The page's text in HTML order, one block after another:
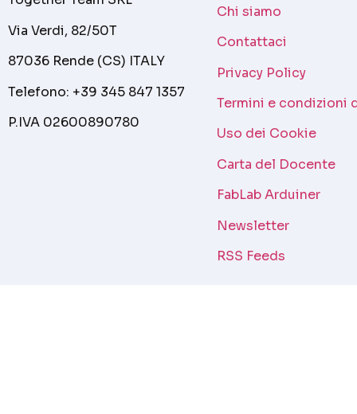
Via Verdi, 82/50T
87036 Rende (CS) ITALY
Telefono: +39 345 847 1357
P.IVA 02600890780
Chi siamo
Contattaci
Privacy Policy
Termini e condizioni
Uso dei Cookie
Carta del Docente
FabLab Arduiner
Newsletter
RSS Feeds